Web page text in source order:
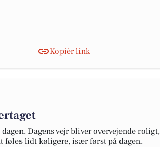
Kopiér link
Dagens vejr bliver overvejende roligt,
føles lidt køligere, især først på dagen.